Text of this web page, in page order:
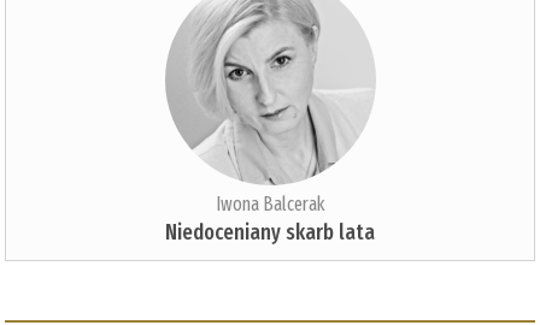
Iwona Balcerak
Niedoceniany skarb lata